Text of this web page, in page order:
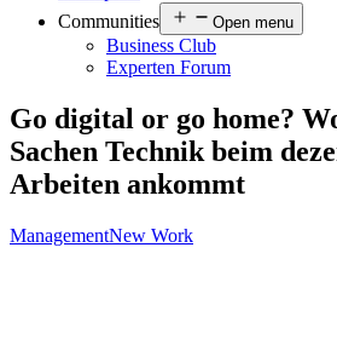
Communities
Open menu
Business Club
Experten Forum
Go digital or go home?
Sachen Technik beim
Arbeiten ankommt
ManagementNew Work